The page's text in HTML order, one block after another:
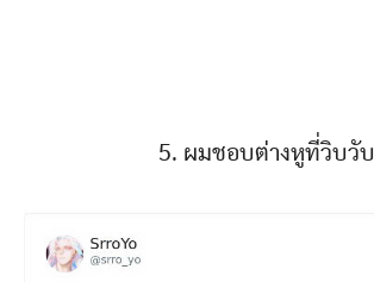
5. ผมชอบต่างหูที่วิบวับ